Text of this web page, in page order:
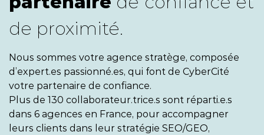
de proximité.
Nous sommes votre agence stratège, composée
d’expert.es passionné.es, qui font de CyberCité
votre partenaire de confiance.
Plus de 130 collaborateur.trice.s sont réparti.e.s
dans 6 agences en France, pour accompagner
leurs clients dans leur stratégie SEO/GEO,